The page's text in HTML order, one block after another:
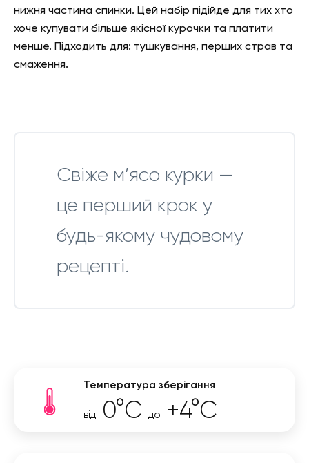
нижня частина спинки. Цей набір підійде для тих хто
хоче купувати більше якісної курочки та платити
менше. Підходить для: тушкування, перших страв та
смаження.
Свіже м’ясо курки —
це перший крок у
будь-якому чудовому
рецепті.
Температура зберігання
від 0°C до +4°C